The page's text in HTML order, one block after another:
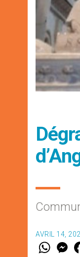
AVRIL 14,
W M
e